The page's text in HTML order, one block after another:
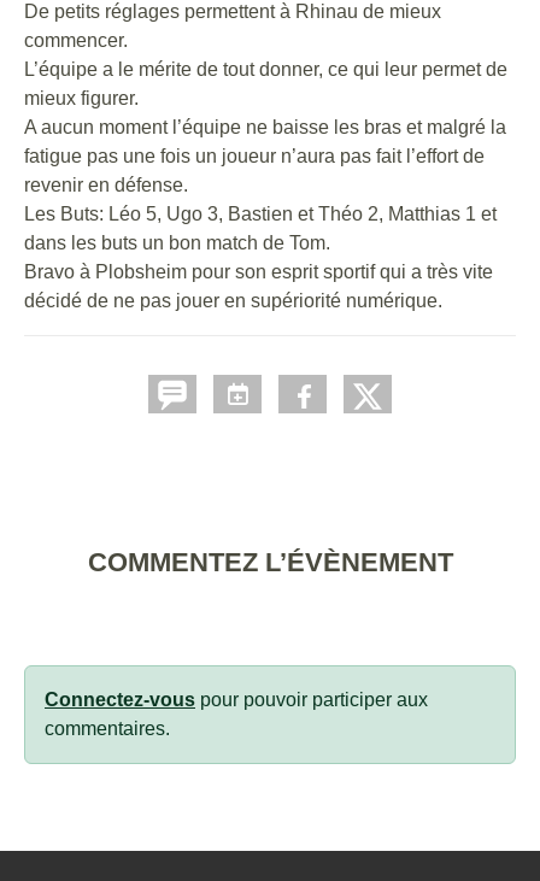
De petits réglages permettent à Rhinau de mieux
commencer.
L’équipe a le mérite de tout donner, ce qui leur permet de
mieux figurer.
A aucun moment l’équipe ne baisse les bras et malgré la
fatigue pas une fois un joueur n’aura pas fait l’effort de
revenir en défense.
Les Buts: Léo 5, Ugo 3, Bastien et Théo 2, Matthias 1 et
dans les buts un bon match de Tom.
Bravo à Plobsheim pour son esprit sportif qui a très vite
décidé de ne pas jouer en supériorité numérique.
COMMENTEZ L’ÉVÈNEMENT
Connectez-vous pour pouvoir participer aux
commentaires.